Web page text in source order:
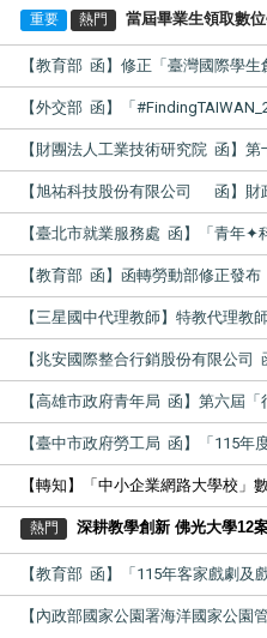
重要 熱門 當屆畢業生領取數
【教育部 函】修正「臺灣國際學
【外交部 函】「
【財團法人工業技術研究院 函】
【旭祐科技股份有限公司 函】財
【臺北市就業服務處 函】「青年
【教育部 函】函轉勞動部修正發布
【三星國中代理教師】特教代理教
【兆安國際整合行銷股份有限公司
【高雄市政府青年局 函】第六屆「
【臺中市政府勞工局 函】「115年
【轉知】「中小企業網路大學校」
熱門 深耕教學創新 佛光大學12
【教育部 函】「115年客家戲劇及
【內政部國家公園署海洋國家公